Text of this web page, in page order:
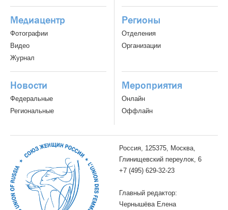
Медиацентр
Фотографии
Видео
Журнал
Регионы
Отделения
Организации
Новости
Федеральные
Региональные
Мероприятия
Онлайн
Оффлайн
Россия, 125375, Москва,
Глинищевский переулок, 6
+7 (495) 629-32-23
Главный редактор:
Чернышёва Елена